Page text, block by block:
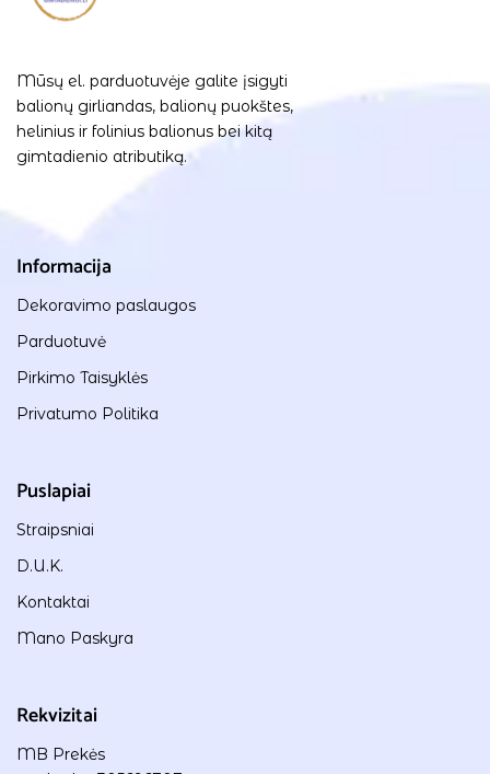
Mūsų el. parduotuvėje galite įsigyti
balionų girliandas, balionų puokštes,
helinius ir folinius balionus bei kitą
gimtadienio atributiką.
Informacija
Dekoravimo paslaugos
Parduotuvė
Pirkimo Taisyklės
Privatumo Politika
Puslapiai
Straipsniai
D.U.K.
Kontaktai
Mano Paskyra
Rekvizitai
MB Prekės